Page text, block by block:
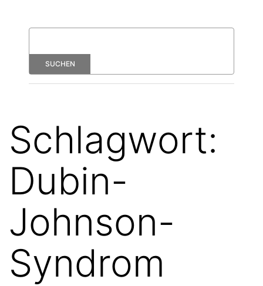
Schlagwort:
Dubin-
Johnson-
Syndrom